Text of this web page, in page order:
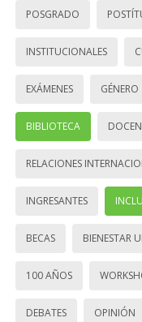
POSGRADO
INSTITUCIONALES
EXÁMENES GÉNERO
BIBLIOTECA
RELACIONES
INGRESANTES
BECAS BIENESTAR
100 AÑOS
DEBATES OPINIÓN